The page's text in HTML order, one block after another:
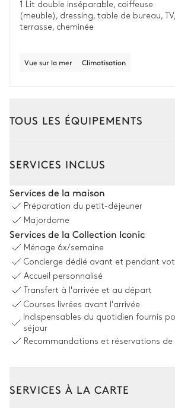
1 Lit double inséparable, coiffeuse
(meuble), dressing, table de bureau, TV,
terrasse, cheminée
Vue sur la mer Climatisation
TOUS LES ÉQUIPEMENTS
Piscine
Chauffée · Au sel
Dimensions : L = 22m, l = 5m
Douche extérieure
Jardin
Arboré Avec pelouse
SERVICES INCLUS
Services de la maison
Préparation du petit-déjeuner
Majordome
Services de la Collection Iconic
Ménage 6x/semaine
Concierge dédié avant et pendant
Accueil personnalisé
Transfert à l'arrivée et au départ
Courses livrées avant l'arrivée
Indispensables du quotidien fournis
séjour
Recommandations et réservations
SERVICES À LA CARTE